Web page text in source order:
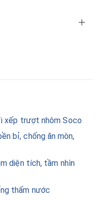
xếp trượt nhôm Soco
bỉ, chống ăn mòn,
diện tích, tầm nhìn
thấm nước